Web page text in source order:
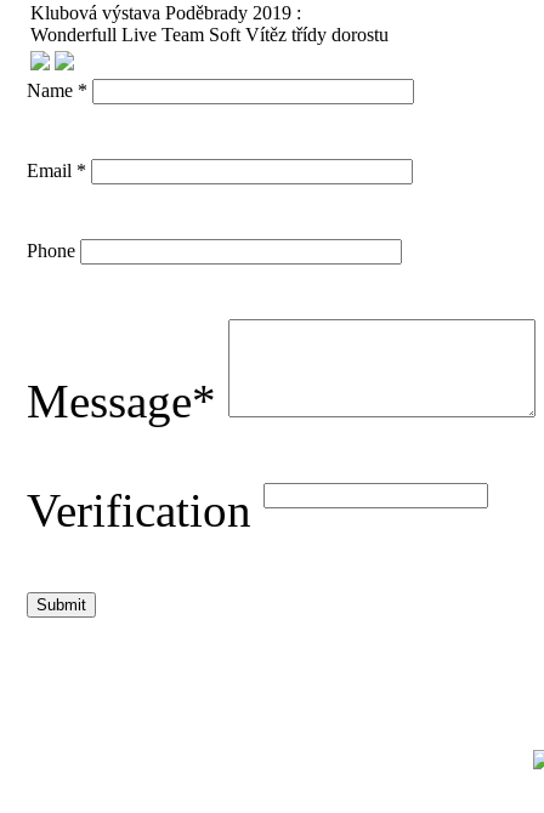
Klubová výstava Poděbrady 2019 :
Wonderfull Live Team Soft Vítěz třídy dorostu
Name *
Email *
Phone
Message*
Verification